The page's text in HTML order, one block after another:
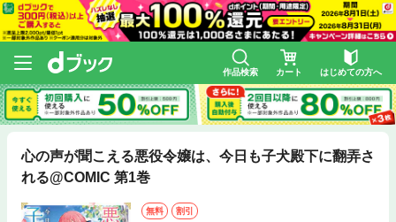
作品検索 カート はじめての方へ
心の声が聞こえる悪役令嬢は、今日も子犬殿下に翻弄さ
れる@COMIC 第1巻
無料 割引